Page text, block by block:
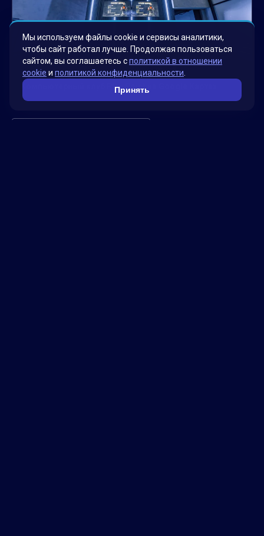
Компьютерный клуб Play Point на Google Картах
Мы используем файлы cookie и сервисы аналитики,
чтобы сайт работал лучше. Продолжая пользоваться
сайтом, вы соглашаетесь сполитикой в отношении
cookie и политикой конфиденциальности
Принять